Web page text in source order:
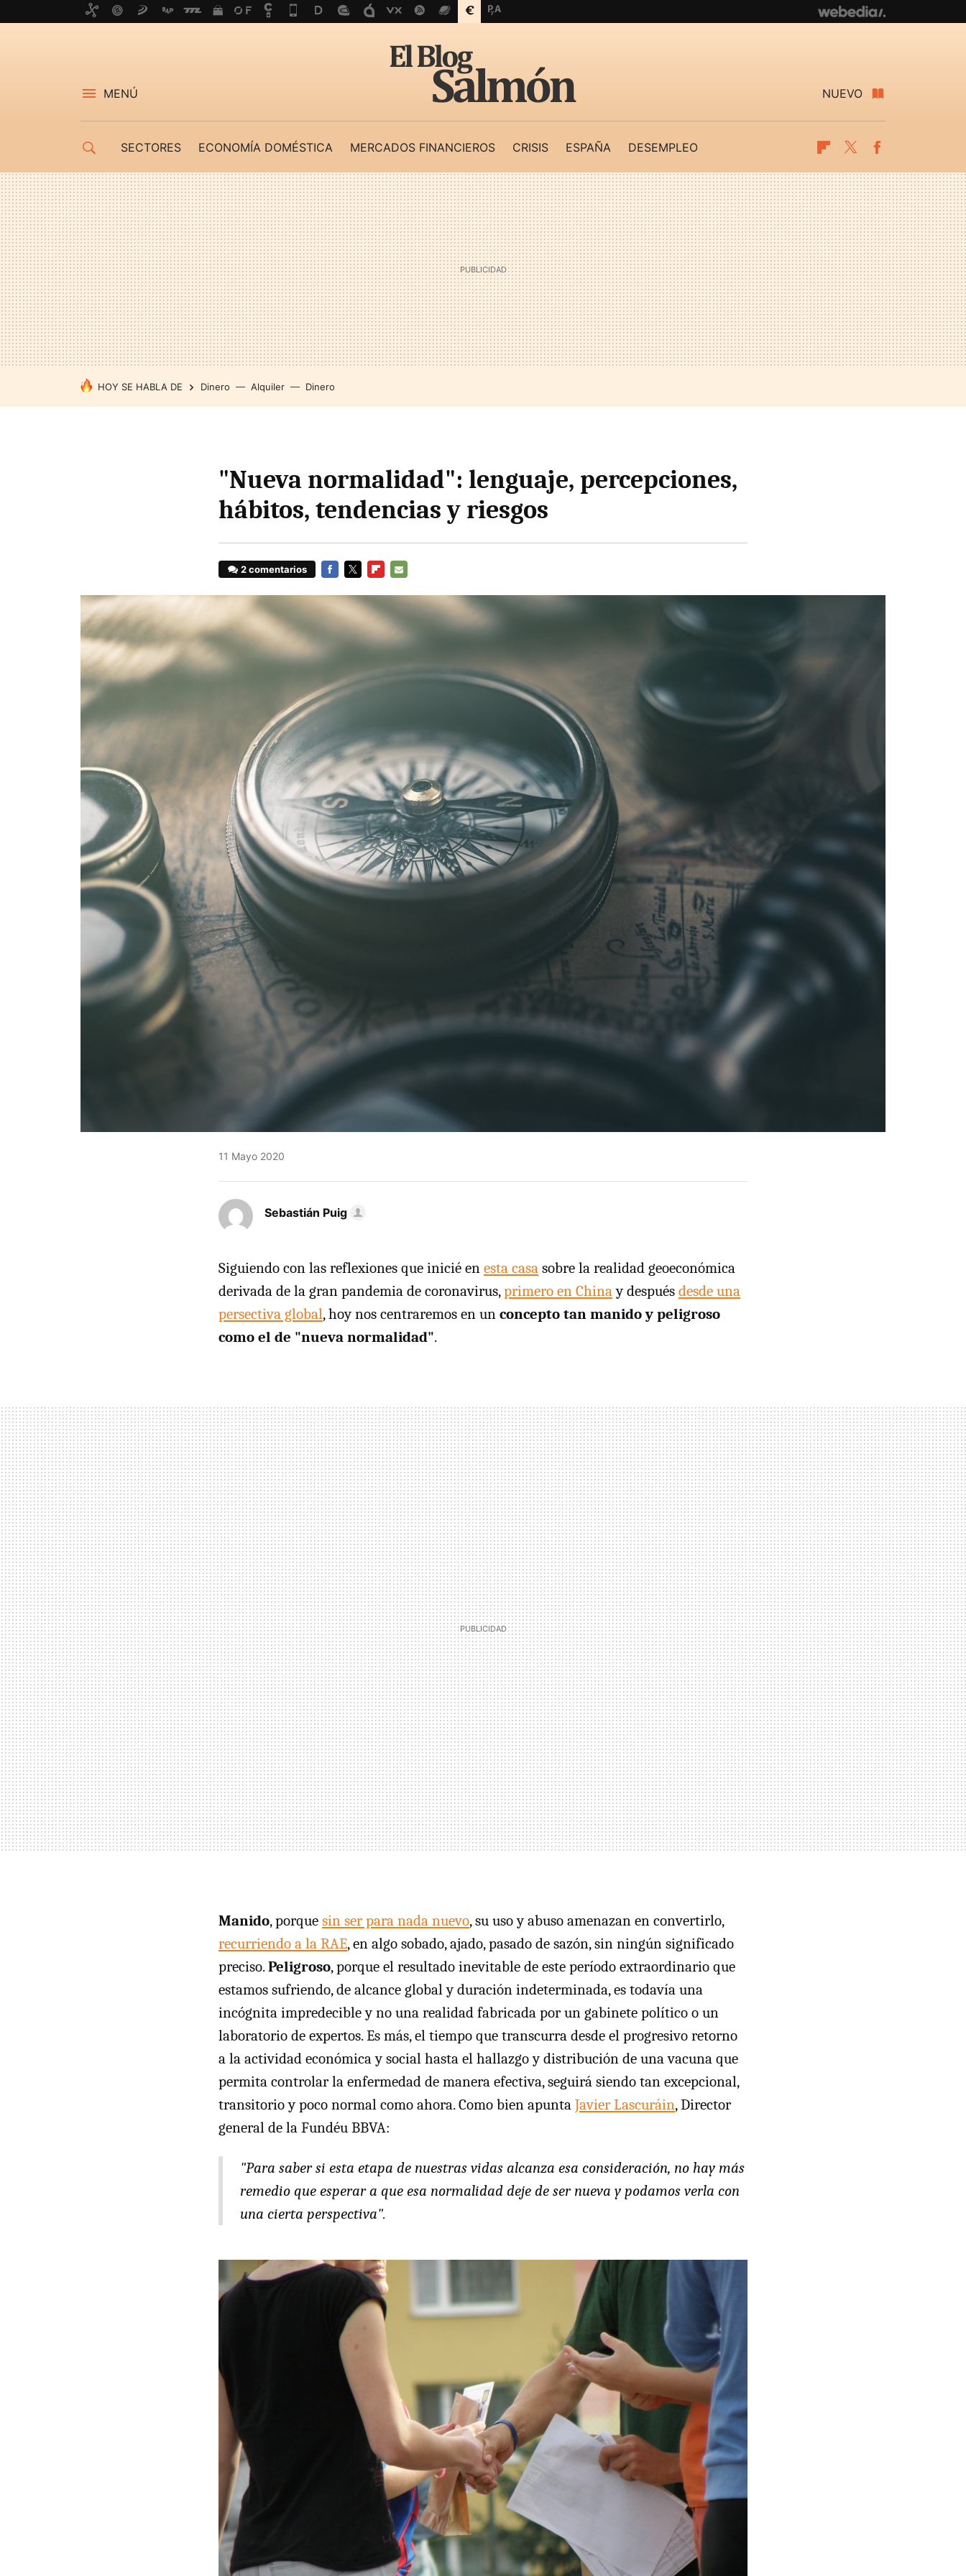
MENÚ NUEVO
SECTORES ECONOMÍA DOMÉSTICA MERCADOS FINANCIEROS CRISIS ESPAÑA DESEMPLEO Flipboard
Twitter
HOY SE HABLA DE Dinero Alquiler Dinero
"Nueva normalidad": lenguaje, percepciones,
hábitos, tendencias y riesgos
2 comentarios
MAIL
11 Mayo 2020
Sebastián Puig
Siguiendo con las reflexiones que inicié en esta casa sobre la realidad geoeconómica
derivada de la gran pandemia de coronavirus,primero en Chinay después desde una
persectiva global, hoy nos centraremos en un concepto tan manido y peligroso
como el de "nueva normalidad".
Manido, porque sin ser para nada nuevo, su uso y abuso amenazan en convertirlo,
recurriendo a la RAE, en algo sobado, ajado, pasado de sazón, sin ningún significado
preciso.Peligroso, porque el resultado inevitable de este período extraordinario que
estamos sufriendo, de alcance global y duración indeterminada, es todavía una
incógnita impredecible y no una realidad fabricada por un gabinete político o un
laboratorio de expertos. Es más, el tiempo que transcurra desde el progresivo retorno
a la actividad económica y social hasta el hallazgo y distribución de una vacuna que
permita controlar la enfermedad de manera efectiva, seguirá siendo tan excepcional,
transitorio y poco normal como ahora. Como bien apunta Javier Lascuráin, Director
general de la Fundéu BBVA:
"Para saber si esta etapa de nuestras vidas alcanza esa consideración, no hay más
remedio que esperar a que esa normalidad deje de ser nueva y podamos verla con
una cierta perspectiva".